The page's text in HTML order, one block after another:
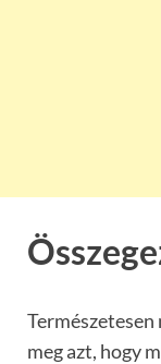
meg azt, hogy